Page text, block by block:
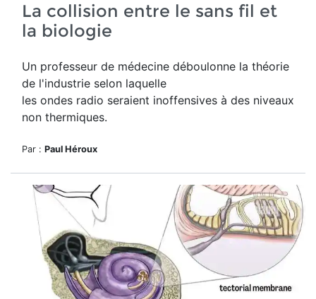
La collision entre le sans fil et
la biologie
Un professeur de médecine déboulonne la théorie
de l'industrie selon laquelle
les ondes radio seraient inoffensives à des niveaux
non thermiques.
Par : Paul Héroux